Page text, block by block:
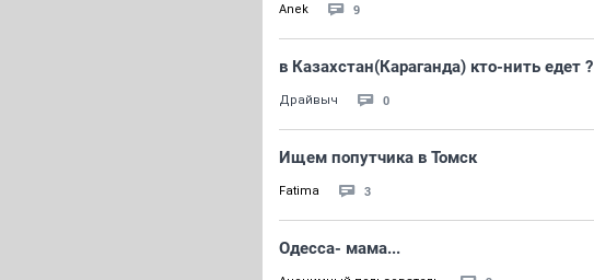
Anek 9
в Казахстан(Караганда) кто-нить едет ?
Драйвыч 0
Ищем попутчика в Томск
Fatima 3
Одесса- мама...